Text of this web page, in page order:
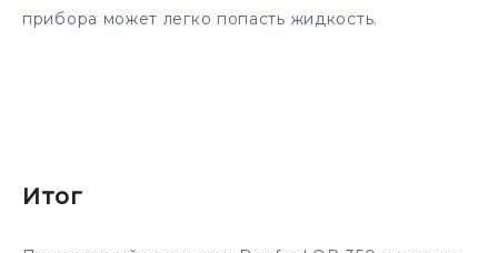
прибора может легко попасть жидкость.
Итог